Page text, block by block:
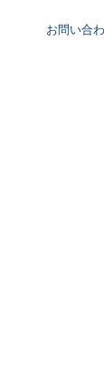
Web3
お問い合